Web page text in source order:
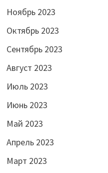
Ноябрь 2023
Октябрь 2023
Сентябрь 2023
Август 2023
Июль 2023
Июнь 2023
Май 2023
Апрель 2023
Март 2023